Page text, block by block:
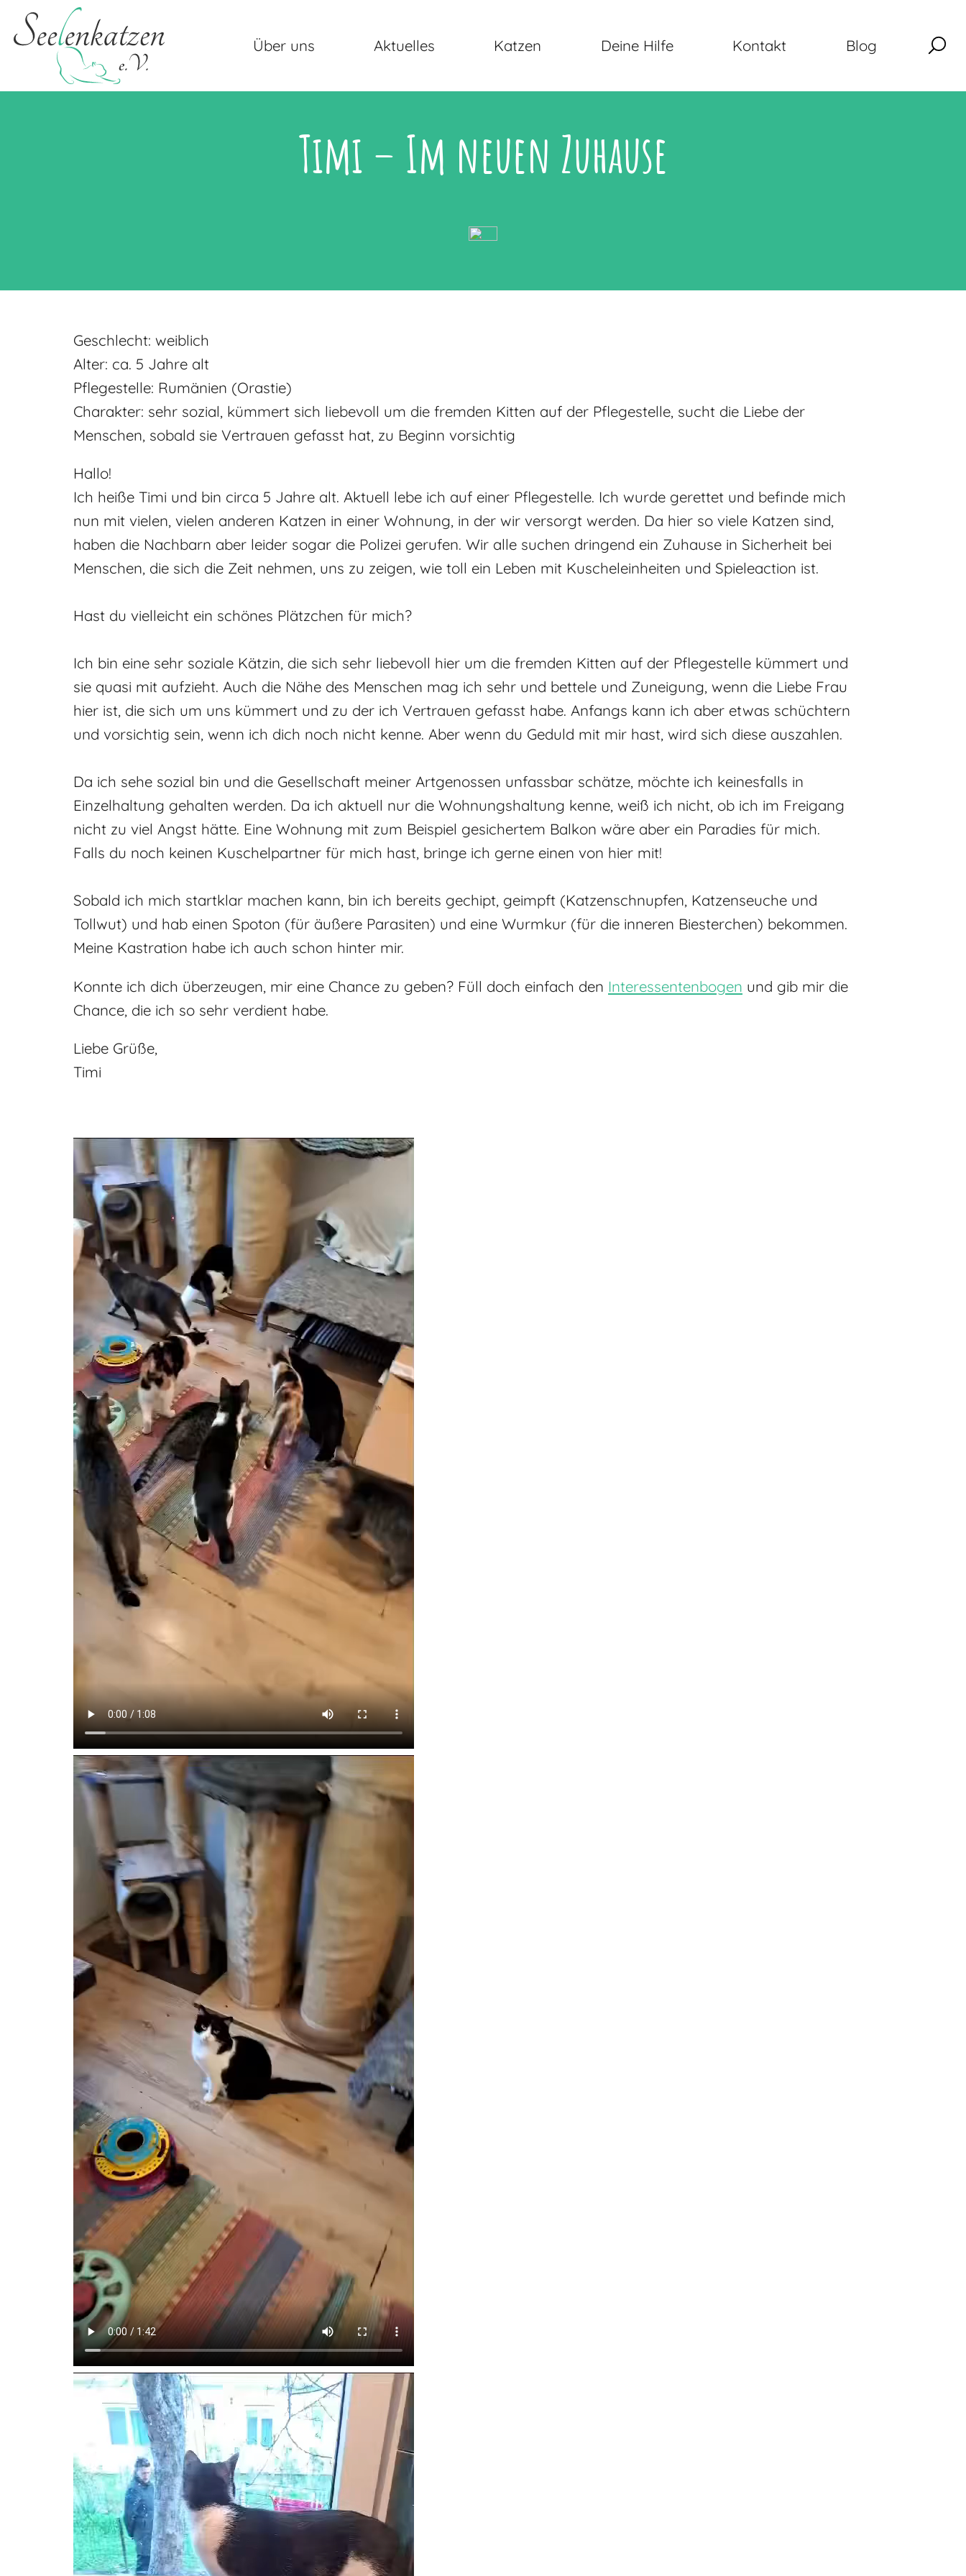
Über uns Aktuelles Katzen Deine Hilfe Kontakt Blog
Timi – Im neuen Zuhause
Geschlecht: weiblich
Alter: ca. 5 Jahre alt
Pflegestelle: Rumänien (Orastie)
Charakter: sehr sozial, kümmert sich liebevoll um die fremden Kitten auf der Pflegestelle, sucht die Liebe der
Menschen, sobald sie Vertrauen gefasst hat, zu Beginn vorsichtig
Hallo!
Ich heiße Timi und bin circa 5 Jahre alt. Aktuell lebe ich auf einer Pflegestelle. Ich wurde gerettet und befinde mich
nun mit vielen, vielen anderen Katzen in einer Wohnung, in der wir versorgt werden. Da hier so viele Katzen sind,
haben die Nachbarn aber leider sogar die Polizei gerufen. Wir alle suchen dringend ein Zuhause in Sicherheit bei
Menschen, die sich die Zeit nehmen, uns zu zeigen, wie toll ein Leben mit Kuscheleinheiten und Spieleaction ist.
Hast du vielleicht ein schönes Plätzchen für mich?
Ich bin eine sehr soziale Kätzin, die sich sehr liebevoll hier um die fremden Kitten auf der Pflegestelle kümmert und
sie quasi mit aufzieht. Auch die Nähe des Menschen mag ich sehr und bettele und Zuneigung, wenn die Liebe Frau
hier ist, die sich um uns kümmert und zu der ich Vertrauen gefasst habe. Anfangs kann ich aber etwas schüchtern
und vorsichtig sein, wenn ich dich noch nicht kenne. Aber wenn du Geduld mit mir hast, wird sich diese auszahlen.
Da ich sehe sozial bin und die Gesellschaft meiner Artgenossen unfassbar schätze, möchte ich keinesfalls in
Einzelhaltung gehalten werden. Da ich aktuell nur die Wohnungshaltung kenne, weiß ich nicht, ob ich im Freigang
nicht zu viel Angst hätte. Eine Wohnung mit zum Beispiel gesichertem Balkon wäre aber ein Paradies für mich.
Falls du noch keinen Kuschelpartner für mich hast, bringe ich gerne einen von hier mit!
Sobald ich mich startklar machen kann, bin ich bereits gechipt, geimpft (Katzenschnupfen, Katzenseuche und
Tollwut) und hab einen Spoton (für äußere Parasiten) und eine Wurmkur (für die inneren Biesterchen) bekommen.
Meine Kastration habe ich auch schon hinter mir.
Konnte ich dich überzeugen, mir eine Chance zu geben? Füll doch einfach den Interessentenbogen und gib mir die
Chance, die ich so sehr verdient habe.
Liebe Grüße,
Timi